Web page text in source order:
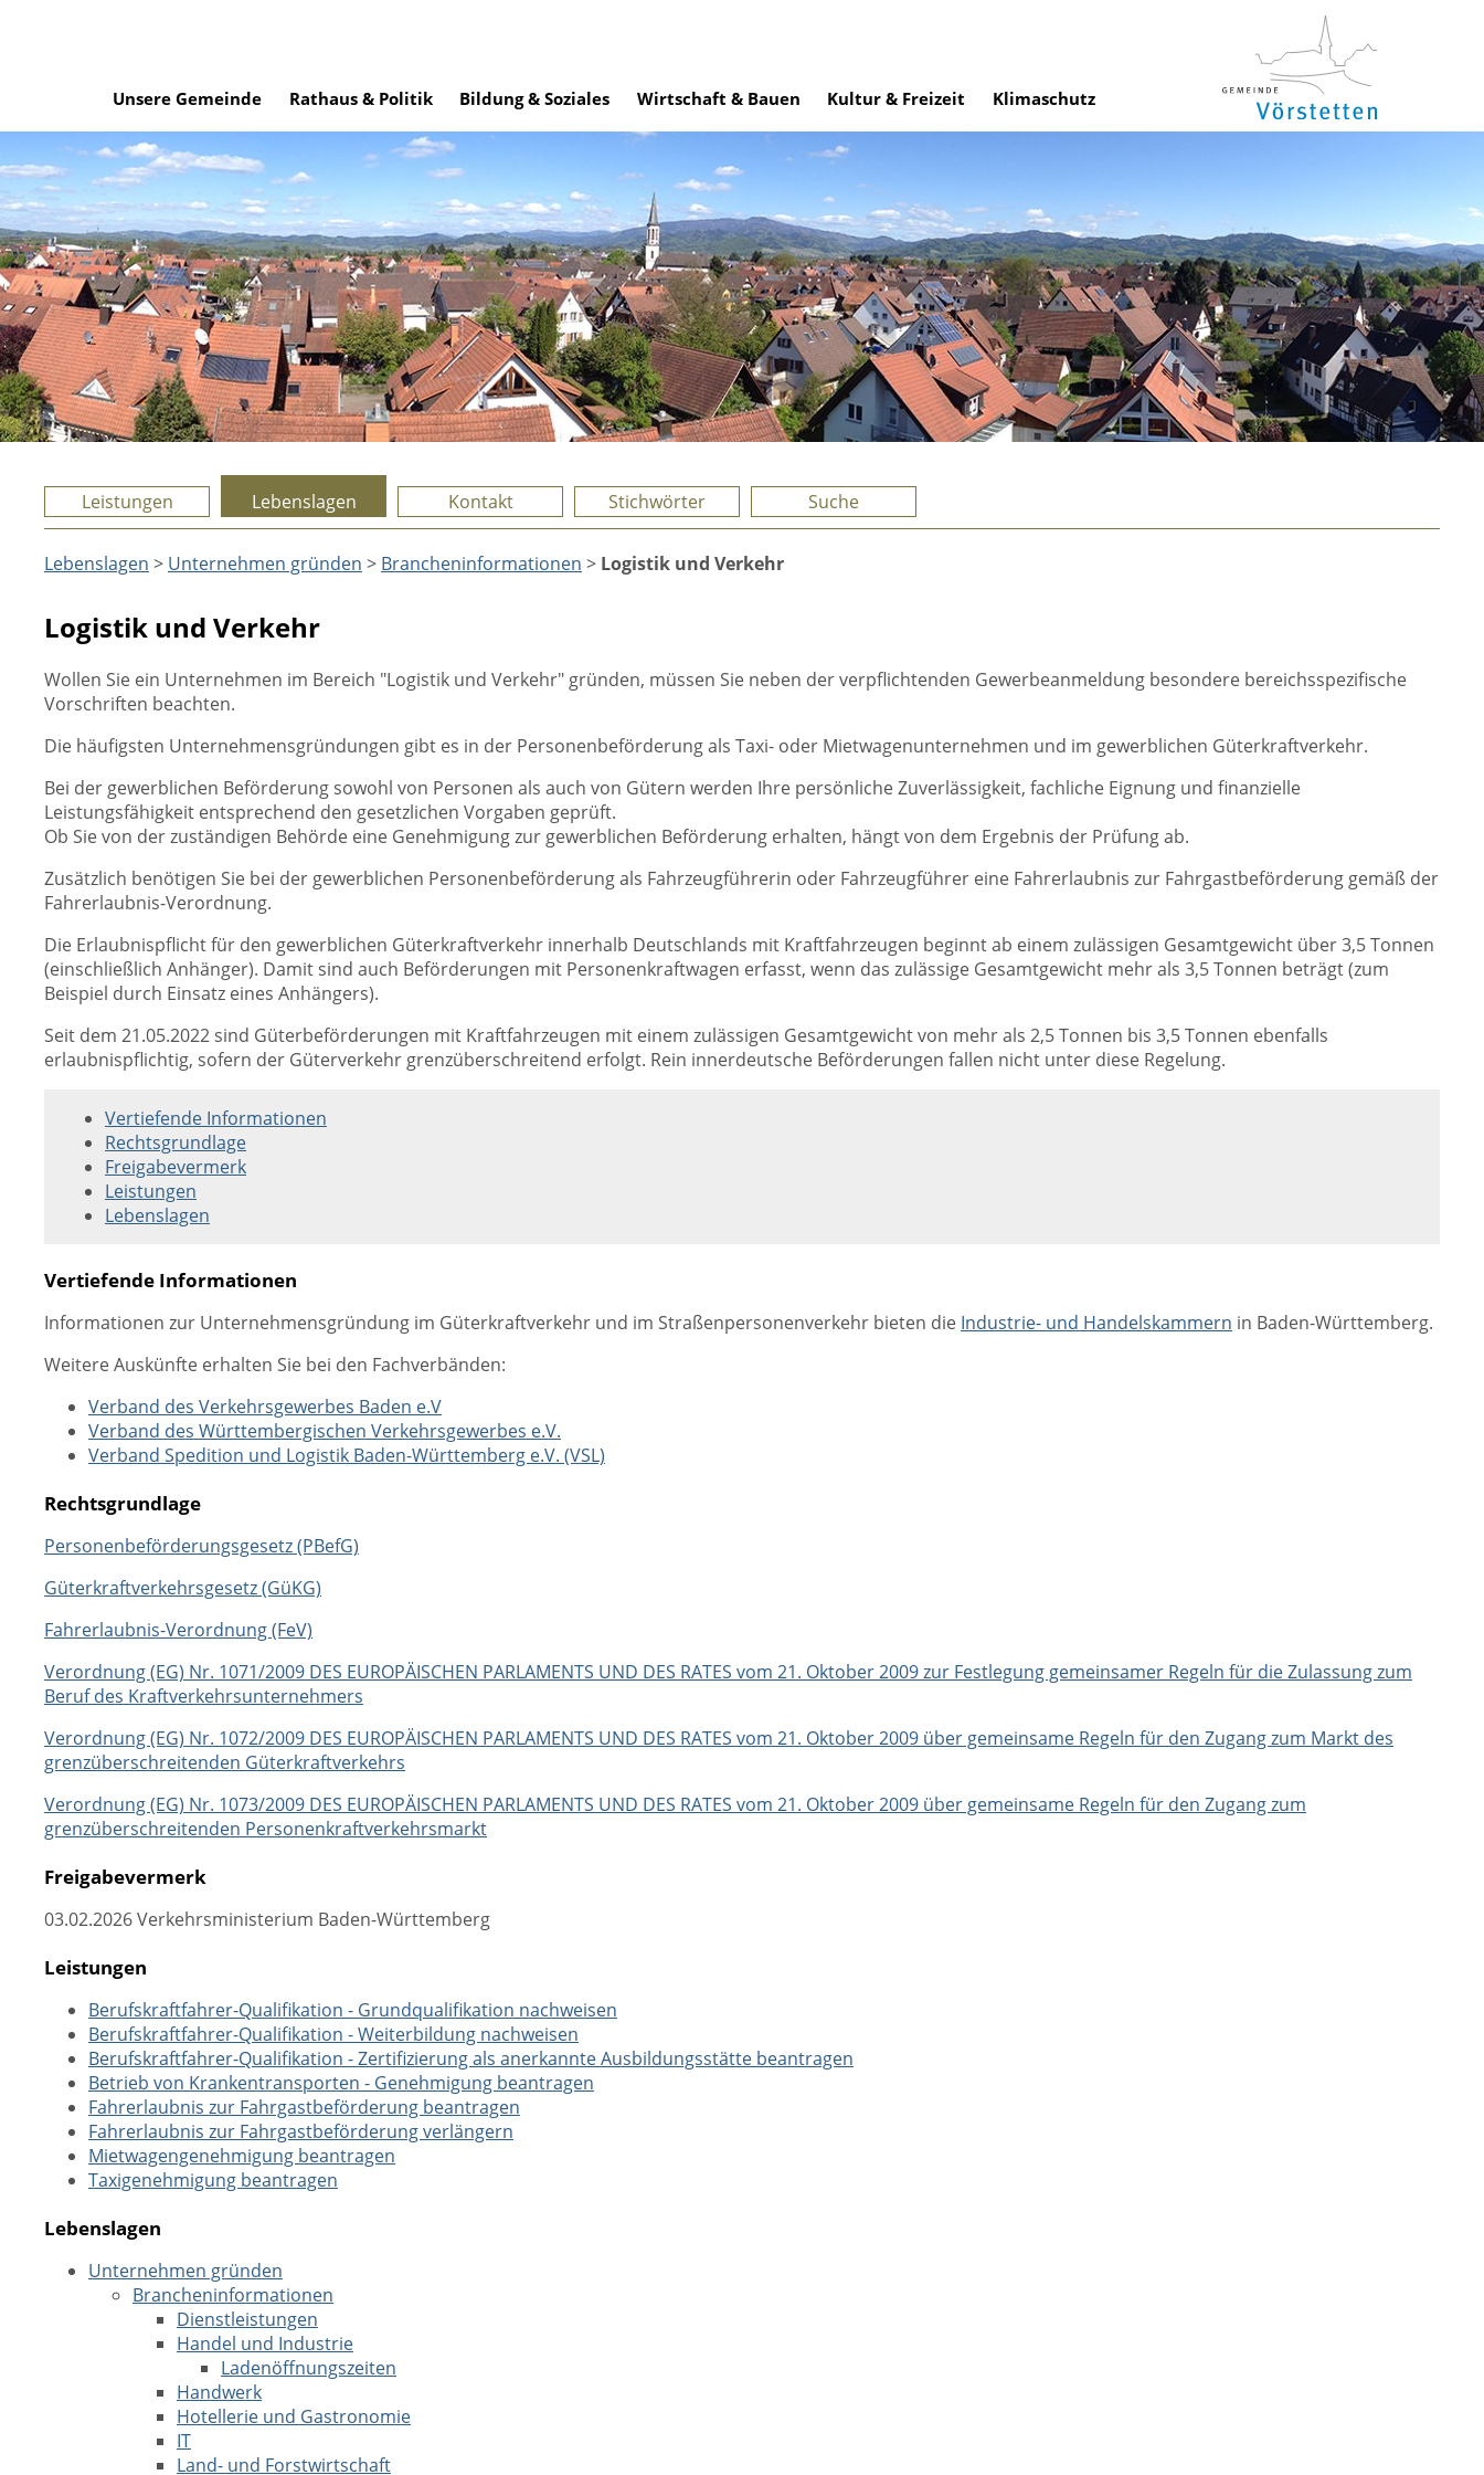
Unsere Gemeinde Rathaus & Politik Bildung & Soziales Wirtschaft & Bauen Kultur & Freizeit Klimaschutz
Leistungen Lebenslagen Kontakt Stichwörter Suche
Lebenslagen > Unternehmen gründen > Brancheninformationen > Logistik und Verkehr
Logistik und Verkehr
Wollen Sie ein Unternehmen im Bereich "Logistik und Verkehr" gründen, müssen Sie neben der verpflichtenden Gewerbeanmeldung besondere bereichsspezifische
Vorschriften beachten.
Die häufigsten Unternehmensgründungen gibt es in der Personenbeförderung als Taxi- oder Mietwagenunternehmen und im gewerblichen Güterkraftverkehr.
Bei der gewerblichen Beförderung sowohl von Personen als auch von Gütern werden Ihre persönliche Zuverlässigkeit, fachliche Eignung und finanzielle
Leistungsfähigkeit entsprechend den gesetzlichen Vorgaben geprüft.
Ob Sie von der zuständigen Behörde eine Genehmigung zur gewerblichen Beförderung erhalten, hängt von dem Ergebnis der Prüfung ab.
Zusätzlich benötigen Sie bei der gewerblichen Personenbeförderung als Fahrzeugführerin oder Fahrzeugführer eine Fahrerlaubnis zur Fahrgastbeförderung gemäß der
Fahrerlaubnis-Verordnung.
Die Erlaubnispflicht für den gewerblichen Güterkraftverkehr innerhalb Deutschlands mit Kraftfahrzeugen beginnt ab einem zulässigen Gesamtgewicht über 3,5 Tonnen
(einschließlich Anhänger). Damit sind auch Beförderungen mit Personenkraftwagen erfasst, wenn das zulässige Gesamtgewicht mehr als 3,5 Tonnen beträgt (zum
Beispiel durch Einsatz eines Anhängers).
Seit dem 21.05.2022 sind Güterbeförderungen mit Kraftfahrzeugen mit einem zulässigen Gesamtgewicht von mehr als 2,5 Tonnen bis 3,5 Tonnen ebenfalls
erlaubnispflichtig, sofern der Güterverkehr grenzüberschreitend erfolgt. Rein innerdeutsche Beförderungen fallen nicht unter diese Regelung.
Vertiefende Informationen
Rechtsgrundlage
Freigabevermerk
Leistungen
Lebenslagen
Vertiefende Informationen
Informationen zur Unternehmensgründung im Güterkraftverkehr und im Straßenpersonenverkehr bieten die Industrie- und Handelskammern in Baden-Württemberg.
Weitere Auskünfte erhalten Sie bei den Fachverbänden:
Verband des Verkehrsgewerbes Baden e.V
Verband des Württembergischen Verkehrsgewerbes e.V.
Verband Spedition und Logistik Baden-Württemberg e.V. (VSL)
Rechtsgrundlage
Personenbeförderungsgesetz (PBefG)
Güterkraftverkehrsgesetz (GüKG)
Fahrerlaubnis-Verordnung (FeV)
Verordnung (EG) Nr. 1071/2009 DES EUROPÄISCHEN PARLAMENTS UND DES RATES vom 21. Oktober 2009 zur Festlegung gemeinsamer Regeln für die Zulassung zum
Beruf des Kraftverkehrsunternehmers
Verordnung (EG) Nr. 1072/2009 DES EUROPÄISCHEN PARLAMENTS UND DES RATES vom 21. Oktober 2009 über gemeinsame Regeln für den Zugang zum Markt des
grenzüberschreitenden Güterkraftverkehrs
Verordnung (EG) Nr. 1073/2009 DES EUROPÄISCHEN PARLAMENTS UND DES RATES vom 21. Oktober 2009 über gemeinsame Regeln für den Zugang zum
grenzüberschreitenden Personenkraftverkehrsmarkt
Freigabevermerk
03.02.2026 Verkehrsministerium Baden-Württemberg
Leistungen
Berufskraftfahrer-Qualifikation - Grundqualifikation nachweisen
Berufskraftfahrer-Qualifikation - Weiterbildung nachweisen
Berufskraftfahrer-Qualifikation - Zertifizierung als anerkannte Ausbildungsstätte beantragen
Betrieb von Krankentransporten - Genehmigung beantragen
Fahrerlaubnis zur Fahrgastbeförderung beantragen
Fahrerlaubnis zur Fahrgastbeförderung verlängern
Mietwagengenehmigung beantragen
Taxigenehmigung beantragen
Lebenslagen
Unternehmen gründen
Brancheninformationen
Dienstleistungen
Handel und Industrie
Ladenöffnungszeiten
Handwerk
Hotellerie und Gastronomie
IT
Land- und Forstwirtschaft